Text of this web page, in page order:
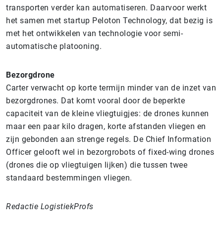
transporten verder kan automatiseren. Daarvoor werkt
het samen met startup Peloton Technology, dat bezig is
met het ontwikkelen van technologie voor semi-
automatische platooning.
Bezorgdrone
Carter verwacht op korte termijn minder van de inzet van
bezorgdrones. Dat komt vooral door de beperkte
capaciteit van de kleine vliegtuigjes: de drones kunnen
maar een paar kilo dragen, korte afstanden vliegen en
zijn gebonden aan strenge regels. De Chief Information
Officer gelooft wel in bezorgrobots of fixed-wing drones
(drones die op vliegtuigen lijken) die tussen twee
standaard bestemmingen vliegen.
Redactie LogistiekProfs